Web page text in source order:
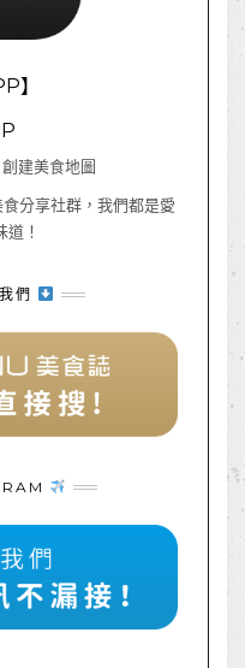
】
創建美食地圖
分享社群，我們都是愛
！
們